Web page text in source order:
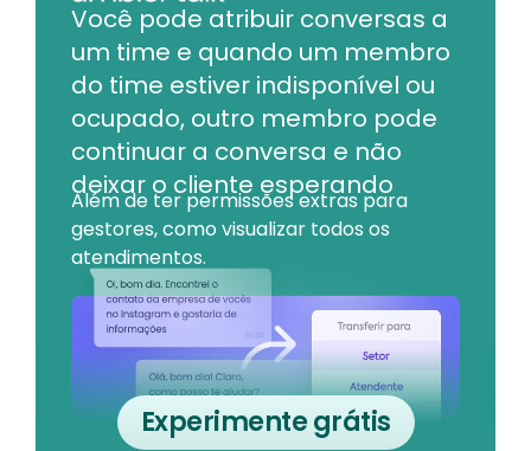
Você pode atribuir conversas a
um time e quando um membro
do time estiver indisponível ou
ocupado, outro membro pode
continuar a conversa e não
deixar o cliente esperando
Além de ter permissões extras para
gestores, como visualizar todos os
atendimentos.
Experimente grátis